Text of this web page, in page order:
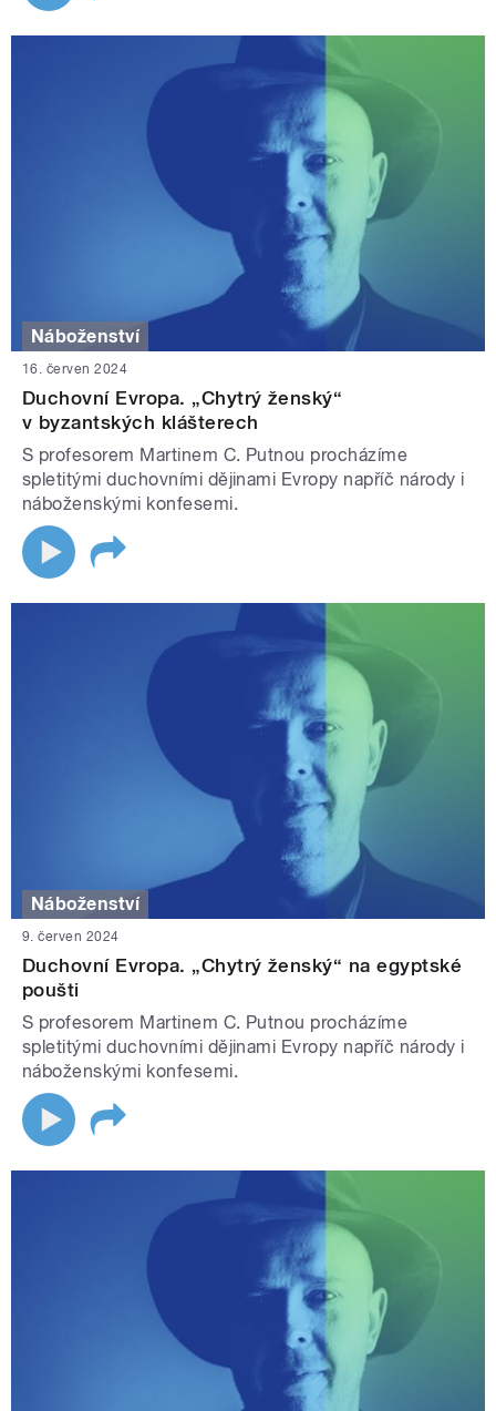
Náboženství
16. červen 2024
Duchovní Evropa. „Chytrý ženský“
v byzantských klášterech
S profesorem Martinem C. Putnou procházíme
spletitými duchovními dějinami Evropy napříč národy i
náboženskými konfesemi.
Náboženství
9. červen 2024
Duchovní Evropa. „Chytrý ženský“ na egyptské
poušti
S profesorem Martinem C. Putnou procházíme
spletitými duchovními dějinami Evropy napříč národy i
náboženskými konfesemi.